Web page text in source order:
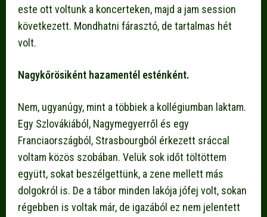
este ott voltunk a koncerteken, majd a jam session
következett. Mondhatni fárasztó, de tartalmas hét
volt.
Nagykőrösiként hazamentél esténként.
Nem, ugyanúgy, mint a többiek a kollégiumban laktam.
Egy Szlovákiából, Nagymegyerről és egy
Franciaországból, Strasbourgból érkezett sráccal
voltam közös szobában. Velük sok időt töltöttem
együtt, sokat beszélgettünk, a zene mellett más
dolgokról is. De a tábor minden lakója jófej volt, sokan
régebben is voltak már, de igazából ez nem jelentett